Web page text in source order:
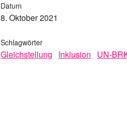
Datum
8. Oktober 2021
Schlagwörter
Gleichstellung Inklusion UN-